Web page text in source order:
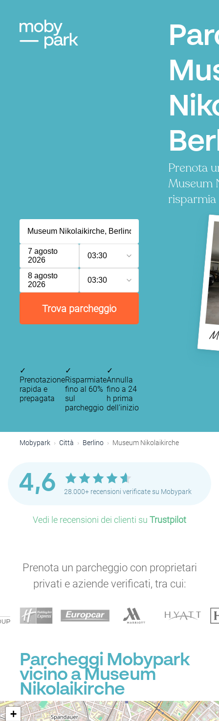
Prenota
Museum
risparmia
7 agosto
2026
03:30
8 agosto
2026
03:30
Trova parcheggio
✓
Prenotazione
rapida e
prepagata
✓
Risparmiate
fino al 60%
sul
parcheggio
✓
Annulla
fino a 24
h prima
dell’inizio
Mobypark Città Berlino Museum Nikolaikirche
4,6 28.000+ recensioni verificate su Mobypark
Vedi le recensioni dei clienti su Trustpilot
Prenota un parcheggio con proprietari
privati e aziende verificati, tra cui:
Parcheggi Mobypark
vicino a Museum
Nikolaikirche
+